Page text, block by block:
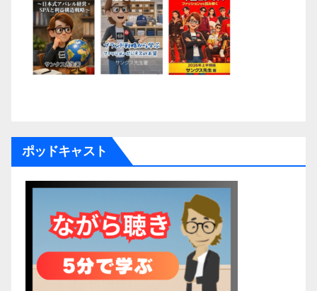
ポッドキャスト